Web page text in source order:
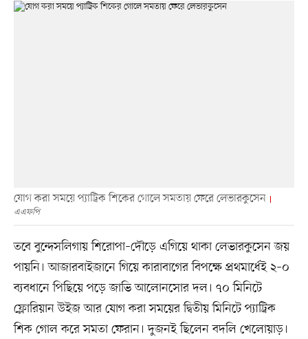
যোগ করা সময়ে প্যাট্রিক শিকের গোলে সমতায় ফেরে লেভারকুসেন
এএফপি
তবে বুন্দেসলিগায় শিরোপা–দৌড়ে এগিয়ে থাকা লেভারকুসেন জয়
পায়নি। আজারবাইজানে গিয়ে কারাবাগের বিপক্ষে প্রথমার্ধেই ২–০
ব্যবধানে পিছিয়ে পড়ে জাভি আলোনসোর দল। ৭০ মিনিটে
ফ্লোরিয়ান উইজ আর যোগ করা সময়ের দ্বিতীয় মিনিটে প্যাট্রিক
শিক গোল করে সমতা ফেরান। দুজনই ছিলেন বদলি খেলোয়াড়।